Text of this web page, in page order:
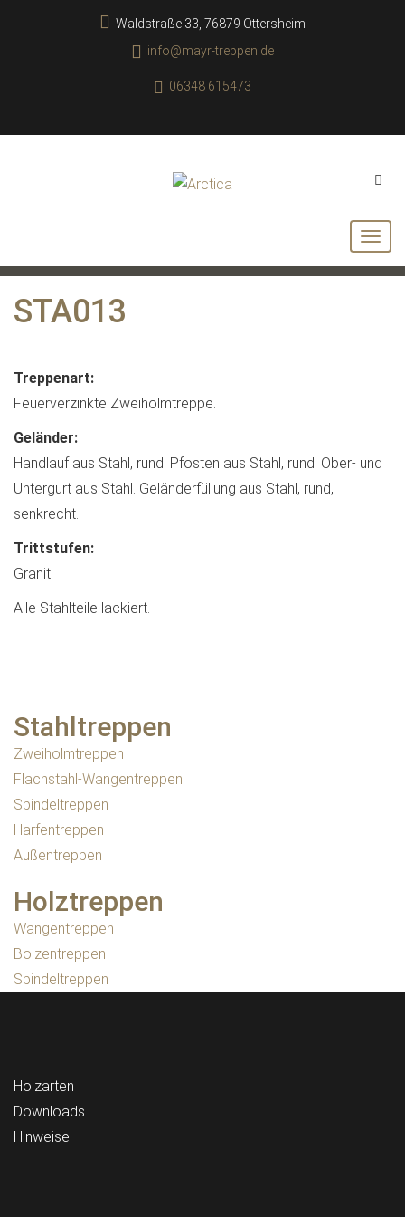
Waldstraße 33, 76879 Ottersheim
info@mayr-treppen.de
06348 615473
STA013
Treppenart:
Feuerverzinkte Zweiholmtreppe.
Geländer:
Handlauf aus Stahl, rund. Pfosten aus Stahl, rund. Ober- und
Untergurt aus Stahl. Geländerfüllung aus Stahl, rund,
senkrecht.
Trittstufen:
Granit.
Alle Stahlteile lackiert.
Stahltreppen
Zweiholmtreppen
Flachstahl-Wangentreppen
Spindeltreppen
Harfentreppen
Außentreppen
Holztreppen
Wangentreppen
Bolzentreppen
Spindeltreppen
Holzarten
Downloads
Hinweise